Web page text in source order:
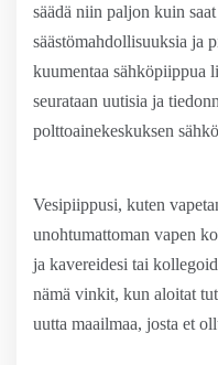
säädä niin paljon kuin
säästömahdollisuuksia ja
kuumentaa sähköpiippua
seurataan uutisia ja
polttoainekeskuksen
Vesipiippusi, kuten
unohtumattoman vapen
ja kavereidesi tai
nämä vinkit, kun aloitat
uutta maailmaa, josta et